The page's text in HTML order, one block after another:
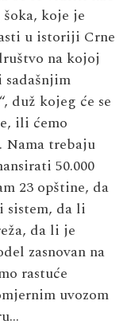
koje je
u istoriji Crne
na kojoj
duž kojeg će se
ili ćemo
Nama trebaju
50.000
23 opštine, da
sistem, da li
da li je
zasnovan na
rastuće
uvozom